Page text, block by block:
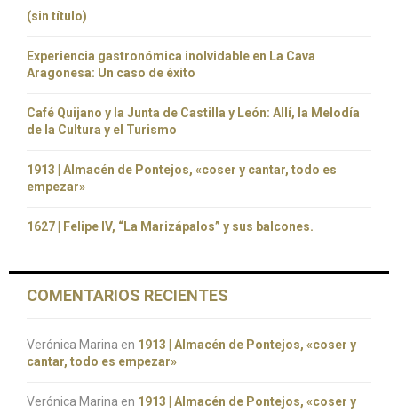
(sin título)
Experiencia gastronómica inolvidable en La Cava
Aragonesa: Un caso de éxito
Café Quijano y la Junta de Castilla y León: Allí, la Melodía
de la Cultura y el Turismo
1913 | Almacén de Pontejos, «coser y cantar, todo es
empezar»
1627 | Felipe IV, “La Marizápalos” y sus balcones.
COMENTARIOS RECIENTES
Verónica Marina en 1913 | Almacén de Pontejos, «coser y
cantar, todo es empezar»
Verónica Marina en 1913 | Almacén de Pontejos, «coser y